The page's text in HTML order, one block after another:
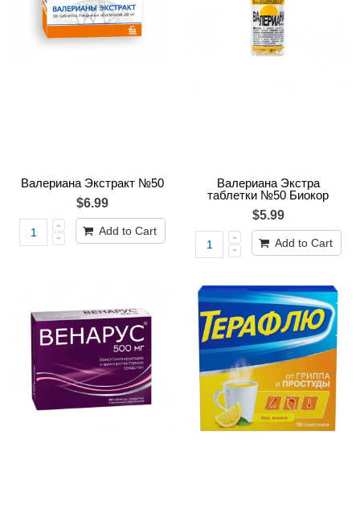
Валериана Экстракт №50
$6.99
Add to Cart
Валериана Экстра
таблетки №50 Биокор
$5.99
Add to Cart